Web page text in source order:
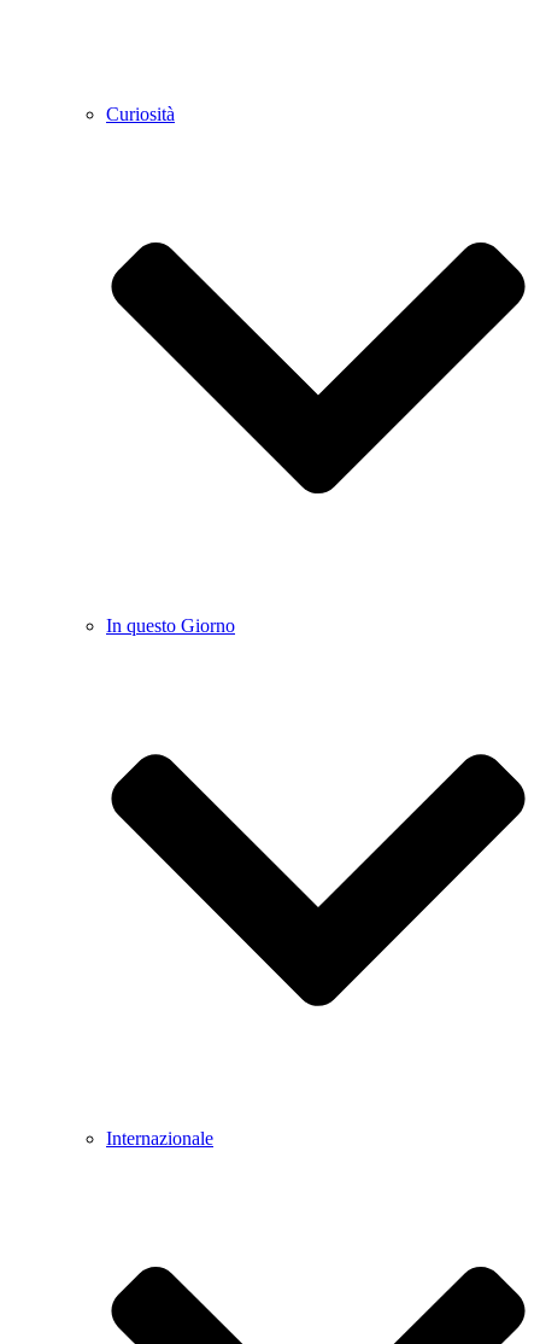
Curiosità
In questo Giorno
Internazionale